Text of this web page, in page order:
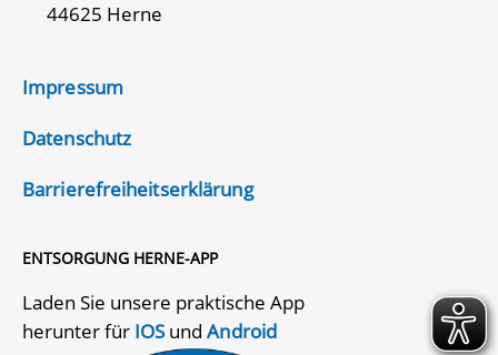
44625 Herne
Impressum
Datenschutz
Barrierefreiheitserklärung
ENTSORGUNG HERNE-APP
Laden Sie unsere praktische App
herunter für IOSundAndroid